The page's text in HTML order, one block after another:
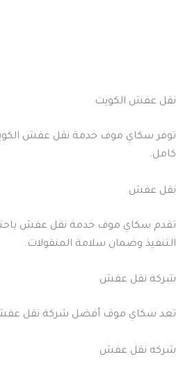
نقل عفش الكويت
توفر سكاي موف خدمة نقل عفش الكويت
كامل.
نقل عفش
تقدم سكاي موف خدمة نقل عفش
التنفيذ وضمان سلامة المنقولات.
شركة نقل عفش
تعد سكاي موف أفضل شركة نقل عفش
شركه نقل عفش